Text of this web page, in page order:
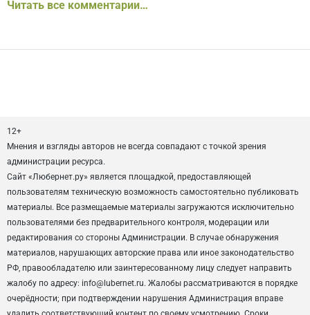
Читать все комментарии…
12+
Мнения и взгляды авторов не всегда совпадают с точкой зрения
администрации ресурса.
Сайт «Любернет.ру» является площадкой, предоставляющей
пользователям техническую возможность самостоятельно публиковать
материалы. Все размещаемые материалы загружаются исключительно
пользователями без предварительного контроля, модерации или
редактирования со стороны Администрации. В случае обнаружения
материалов, нарушающих авторские права или иное законодательство
РФ, правообладателю или заинтересованному лицу следует направить
жалобу по адресу: info@lubernet.ru. Жалобы рассматриваются в порядке
очерёдности; при подтверждении нарушения Администрация вправе